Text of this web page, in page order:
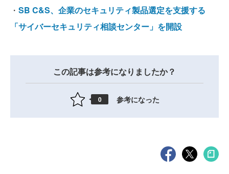
・ SB C&S、企業のセキュリティ製品選定を支援する
「サイバーセキュリティ相談センター」を開設
この記事は参考になりましたか？
0 参考になった